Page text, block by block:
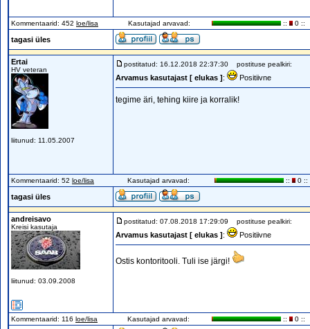
Kommentaarid: 452 loe/lisa Kasutajad arvavad: :: 0 ::
tagasi üles
Ertai
HV veteran
liitunud: 11.05.2007
postitatud: 16.12.2018 22:37:30 postituse pealkiri:
Arvamus kasutajast [ elukas ]: Positiivne
tegime äri, tehing kiire ja korralik!
Kommentaarid: 52 loe/lisa Kasutajad arvavad: :: 0 ::
tagasi üles
andreisavo
Kreisi kasutaja
liitunud: 03.09.2008
postitatud: 07.08.2018 17:29:09 postituse pealkiri:
Arvamus kasutajast [ elukas ]: Positiivne
Ostis kontoritooli. Tuli ise järgi!
Kommentaarid: 116 loe/lisa Kasutajad arvavad: :: 0 ::